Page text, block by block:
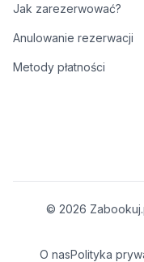
Jak zarezerwować?
Anulowanie rezerwacji
Metody płatności
© 2026
O nasPolityka